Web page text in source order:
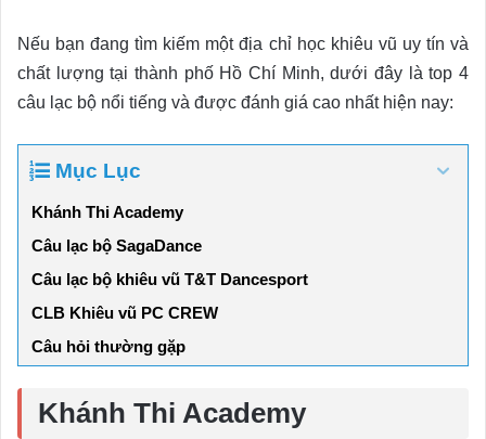
Nếu bạn đang tìm kiếm một địa chỉ học khiêu vũ uy tín và
chất lượng tại thành phố Hồ Chí Minh, dưới đây là top 4
câu lạc bộ nổi tiếng và được đánh giá cao nhất hiện nay:
Mục Lục
Khánh Thi Academy
Câu lạc bộ SagaDance
Câu lạc bộ khiêu vũ T&T Dancesport
CLB Khiêu vũ PC CREW
Câu hỏi thường gặp
Khánh Thi Academy